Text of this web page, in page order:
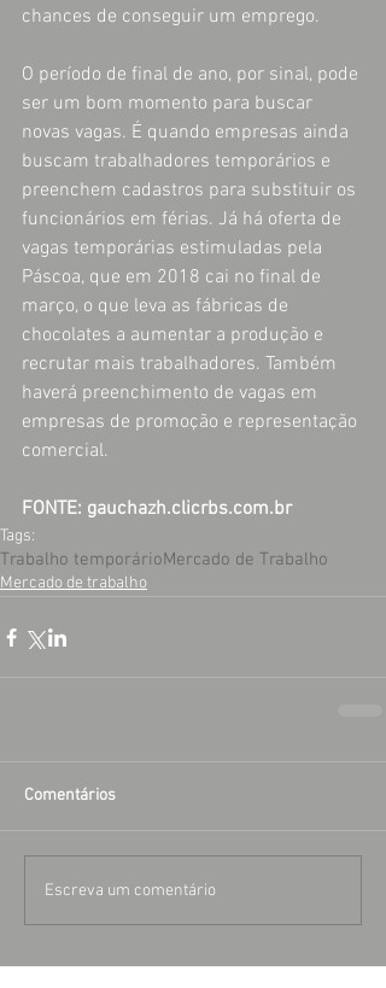
chances de conseguir um emprego.
O período de final de ano, por sinal, pode
ser um bom momento para buscar
novas vagas. É quando empresas ainda
buscam trabalhadores temporários e
preenchem cadastros para substituir os
funcionários em férias. Já há oferta de
vagas temporárias estimuladas pela
Páscoa, que em 2018 cai no final de
março, o que leva as fábricas de
chocolates a aumentar a produção e
recrutar mais trabalhadores. Também
haverá preenchimento de vagas em
empresas de promoção e representação
comercial.
FONTE: gauchazh.clicrbs.com.br
Tags:
Trabalho temporárioMercado de Trabalho
Mercado de trabalho
Comentários
Escreva um comentário